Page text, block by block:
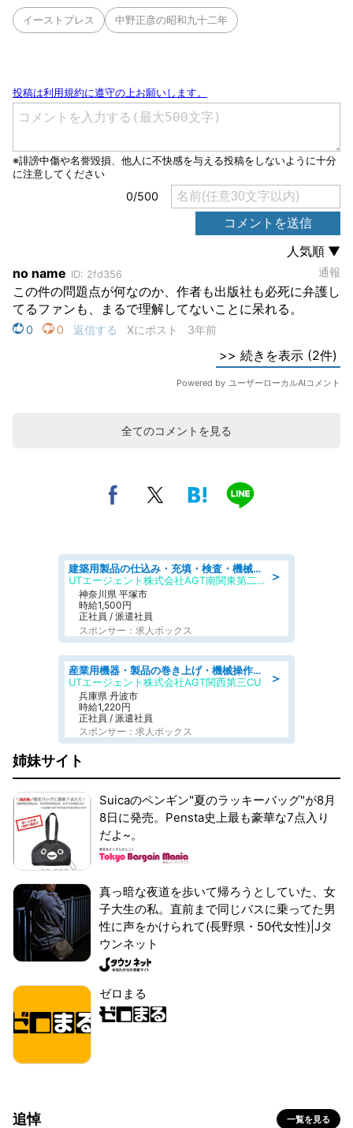
イーストプレス 中野正彦の昭和九十二年
全てのコメントを見る
＞
建築用製品の仕込み・充填・検査・機械操作/寮完備/日払い/工場・製造
UTエージェント株式会社AGT南関東第二CU
神奈川県 平塚市
時給1,500円
正社員 / 派遣社員
スポンサー：求人ボックス
＞
産業用機器・製品の巻き上げ・機械操作・材料補充/寮完備/日勤/日払い/工場・製造
UTエージェント株式会社AGT関西第三CU
兵庫県 丹波市
時給1,220円
正社員 / 派遣社員
スポンサー：求人ボックス
姉妹サイト
Suicaのペンギン"夏のラッキーバッグ"が8月
8日に発売。Pensta史上最も豪華な7点入り
だよ~。
真っ暗な夜道を歩いて帰ろうとしていた、女
子大生の私。直前まで同じバスに乗ってた男
性に声をかけられて(長野県・50代女性)|Jタ
ウンネット
ゼロまる
追悼 一覧を見る